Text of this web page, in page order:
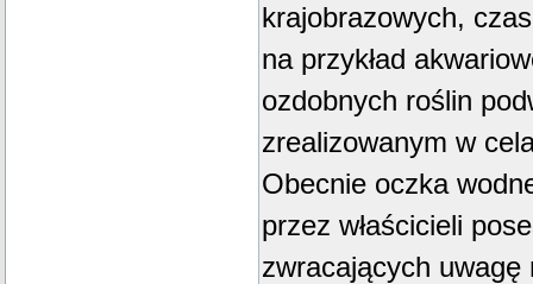
krajobrazowych,
na przykład
ozdobnych roślin
zrealizowanym w
Obecnie oczka
przez właścicieli
zwracających